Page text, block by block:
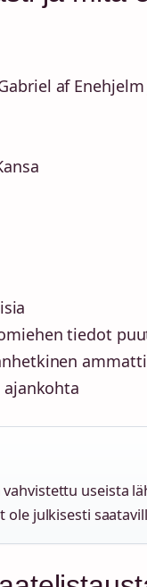
af
tiedot
ammatti
ajankohta
useista
ole julkisesti